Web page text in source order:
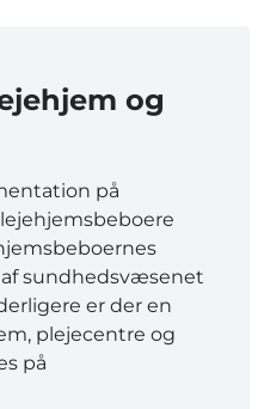
og
på
sundhedsvæsenet
er der en
plejecentre og
på